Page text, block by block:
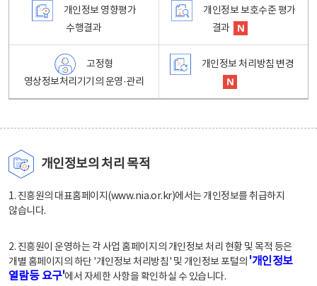
개인정보 영향평가
수행결과
개인정보 보호수준 평가
결과
고정형
영상정보처리기기의 운영·관리
개인정보 처리방침 변경
개인정보의 처리 목적
1. 진흥원의 대표홈페이지(www.nia.or.kr)에서는 개인정보를 취급하지
않습니다.
2. 진흥원이 운영하는 각 사업 홈페이지의 개인정보 처리 현황 및 목적 등은
개별 홈페이지의 하단 '개인정보 처리방침' 및 개인정보 포털의 '개인정보
열람등 요구'에서 자세한 사항을 확인하실 수 있습니다.